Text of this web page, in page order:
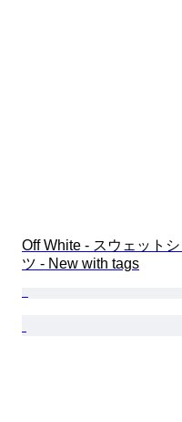
Off White - スウェットシ
ツ - New with tags